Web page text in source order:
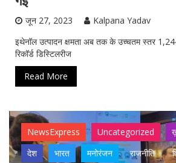
जून 27, 2023
Kalpana Yadav
इथेनॉल उत्पादन क्षमता अब तक के उच्चतम स्‍तर
रिकॉर्ड डिस्टिलरीज
Read More
NewsExpress Uncategorized
देश
भारत मनोरंजन राजनीति